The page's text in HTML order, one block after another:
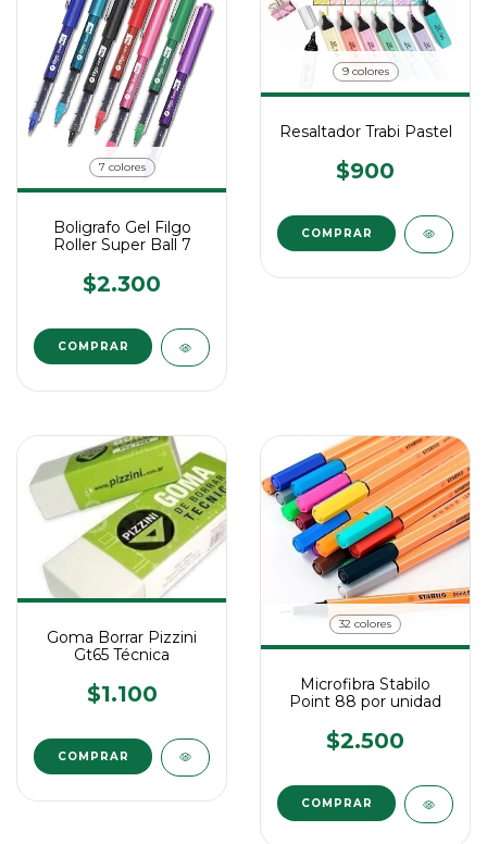
7 colores
Boligrafo Gel Filgo
Roller Super Ball 7
$2.300
COMPRAR
9 colores
Resaltador Trabi Pastel
$900
COMPRAR
Goma Borrar Pizzini
Gt65 Técnica
$1.100
32 colores
Microfibra Stabilo
Point 88 por unidad
$2.500
COMPRAR